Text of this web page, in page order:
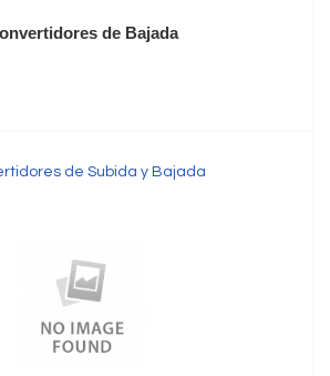
de Bajada
de Subida y Bajada